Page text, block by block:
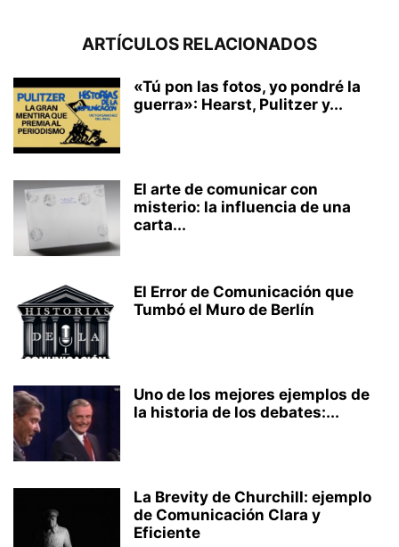
ARTÍCULOS RELACIONADOS
«Tú pon las fotos, yo pondré la
guerra»: Hearst, Pulitzer y...
El arte de comunicar con
misterio: la influencia de una
carta...
El Error de Comunicación que
Tumbó el Muro de Berlín
Uno de los mejores ejemplos de
la historia de los debates:...
La Brevity de Churchill: ejemplo
de Comunicación Clara y
Eficiente